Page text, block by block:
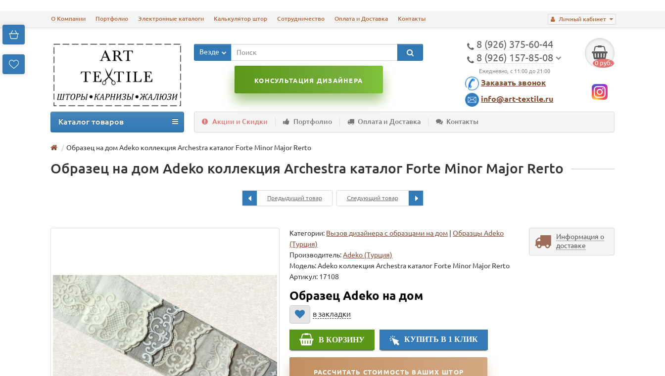
Личный кабинет
О Компании Портфолио Электронные каталоги Калькулятор штор Сотрудничество Оплата и Доставка Контакты
8 (926) 375-60-44
8 (926) 157-85-08
Ежедневно, с 11:00 до 21:00
Заказать звонок
info@art-textile.ru
0 руб.
Везде
КОНСУЛЬТАЦИЯ ДИЗАЙНЕРА
Акции и Скидки Портфолио Оплата и Доставка Контакты
Каталог товаров
Образец на дом Adeko коллекция Archestra каталог Forte Minor Major Rerto
Образец на дом Adeko коллекция Archestra каталог Forte Minor Major Rerto
Предыдущий товар Следующий товар
Категории: Вызов дизайнера с образцами на дом |Образцы Adeko
(Турция)
Производитель:Adeko (Турция)
Модель:Adeko коллекция Archestra каталог Forte Minor Major Rerto
Артикул: 17108
Образец Adeko на дом
в закладки
В КОРЗИНУ КУПИТЬ В 1 КЛИК
РАССЧИТАТЬ СТОИМОСТЬ ВАШИХ ШТОР
Информация о
доставке